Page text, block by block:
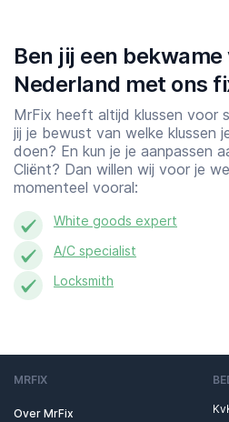
Ben jij een
Nederland met ons
MrFix heeft altijd klussen voor
jij je bewust van welke klussen
doen? En kun je je aanpassen
Cliënt? Dan willen wij voor je
momenteel vooral:
White goods expert
A/C specialist
Locksmith
MRFIX
Over MrFix